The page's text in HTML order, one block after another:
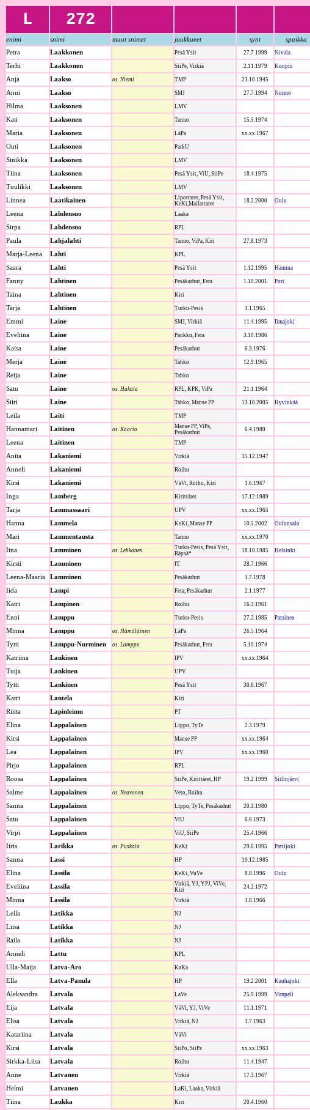
L 272
enimi
snimi muut snimet joukkueet synt spaikka
Petra
Laakkonen Pesä Ysit 27.7.1999 Nivala
Terhi
Laakkonen SiiPe, Virkiä 2.11.1979 Kuopio
Anja
Laakso os. Niemi TMP 23.10.1945
Anni
Laakso SMJ 27.7.1994 Nurmo
Hilma
Laaksonen LMV
Kati
Laaksonen Tarmo 15.5.1974
Maria
Laaksonen LäPa xx.xx.1967
Outi
Laaksonen ParkU
Sinikka
Laaksonen LMV
Tiina
Laaksonen Pesä Ysit, ViU, SiiPe 18.4.1975
Tuulikki
Laaksonen LMV
Linnea
Laatikainen
Lipottaret, Pesä Ysit,
KeKi,Mailattaret
18.2.2000 Oulu
Leena
Lahdensuo Laaka
Sirpa
Lahdensuo RPL
Paula
Lahjalahti Tarmo, ViPa, Kiri 27.8.1973
Marja-Leena
Lahti KPL
Saara
Lahti Pesä Ysit 1.12.1995 Hamina
Fanny
Lahtinen Pesäkarhut, Fera 1.10.2001 Pori
Taina
Lahtinen Kiri
Tarja
Lahtinen Turku-Pesis 1.1.1965
Emmi
Laine SMJ, Virkiä 11.4.1995 Ilmajoki
Eveliina
Laine Paukku, Fera 3.10.1986
Kaisa
Laine Pesäkarhut 6.3.1976
Merja
Laine Tahko 12.9.1965
Reija
Laine Tahko
Satu
Laine os. Hakala RPL, KPK, ViPa 21.1.1964
Siiri
Laine Tahko, Manse PP 13.10.2005 Hyvinkää
Leila
Laiti TMP
Hannamari
Laitinen os. Kaario
Manse PP, ViPa,
Pesäkarhut
6.4.1980
Leena
Laitinen TMP
Anita
Lakaniemi Virkiä 15.12.1947
Anneli
Lakaniemi Roihu
Kirsi
Lakaniemi VäVi, Roihu, Kiri 1.6.1967
Inga
Lamberg Kirittäret 17.12.1989
Tarja
Lammassaari UPV xx.xx.1965
Hanna
Lammela KeKi, Manse PP 10.5.2002 Oulunsalo
Mari
Lammentausta Tarmo xx.xx.1970
Iina
Lamminen os. Lehkonen
Turku-Pesis, Pesä Ysit,
Räpsä*
18.10.1985 Helsinki
Kirsti
Lamminen IT 28.7.1966
Leena-Maaria
Lamminen Pesäkarhut 1.7.1978
Iida
Lampi Fera, Pesäkarhut 2.1.1977
Katri
Lampinen Roihu 16.3.1961
Enni
Lamppu Turku-Pesis 27.2.1985 Parainen
Minna
Lamppu os. Hämäläinen LäPa 26.5.1964
Tytti
Lamppu-Nurminen os. Lamppu Pesäkarhut, Fera 5.10.1974
Katriina
Lankinen IPV xx.xx.1964
Tuija
Lankinen UPV
Tytti
Lankinen Pesä Ysit 30.6.1967
Katri
Lantela Kiri
Riitta
Lapinleimu PT
Elina
Lappalainen Lippo, TyTe 2.3.1979
Kirsi
Lappalainen Manse PP xx.xx.1964
Lea
Lappalainen IPV xx.xx.1960
Pirjo
Lappalainen RPL
Roosa
Lappalainen SiiPe, Kirittäret, HP 19.2.1999 Siilinjärvi
Salme
Lappalainen os. Neuvonen Veto, Roihu
Sanna
Lappalainen Lippo, TyTe, Pesäkarhut 20.3.1980
Satu
Lappalainen ViU 6.6.1973
Virpi
Lappalainen ViU, SiiPe 25.4.1966
Iiris
Larikka os. Puskala KeKi 29.6.1995 Pattijoki
Sanna
Lassi HP 10.12.1985
Elina
Lassila KeKi, VuVe 8.8.1996 Oulu
Eveliina
Lassila
Virkiä, YJ, YPJ, ViVe,
Kiri
24.2.1972
Minna
Lassila Virkiä 1.8.1966
Leila
Latikka NJ
Liisa
Latikka NJ
Raila
Latikka NJ
Anneli
Lattu KPL
Ulla-Maija
Latva-Aro KaKa
Ella
Latva-Panula HP 19.2.2001 Kauhajoki
Aleksandra
Latvala LaVe 25.9.1999 Vimpeli
Eija
Latvala VäVi, YJ, ViVe 11.1.1971
Elisa
Latvala Virkiä, NJ 1.7.1963
Katariina
Latvala VäVi
Kirsi
Latvala SiiPo, SiiPe xx.xx.1963
Sirkka-Liisa
Latvala Roihu 11.4.1947
Anne
Latvanen Virkiä 17.3.1967
Helmi
Latvanen LaKi, Laaka, Virkiä
Tiina
Laukka Kiri 20.4.1960